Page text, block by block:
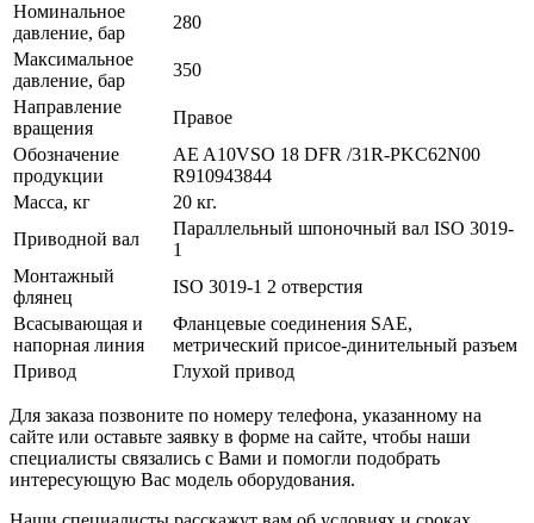
Номинальное
давление, бар
280
Максимальное
давление, бар
350
Направление
вращения
Правое
Обозначение
продукции
AE A10VSO 18 DFR /31R-PKC62N00
R910943844
Масса, кг
20 кг.
Приводной вал
Параллельный шпоночный вал ISO 3019-
1
Монтажный
флянец
ISO 3019-1 2 отверстия
Всасывающая и
напорная линия
Фланцевые соединения SAE,
метрический присое-динительный разъем
Привод
Глухой привод
Для заказа позвоните по номеру телефона, указанному на
сайте или оставьте заявку в форме на сайте, чтобы наши
специалисты связались с Вами и помогли подобрать
интересующую Вас модель оборудования.